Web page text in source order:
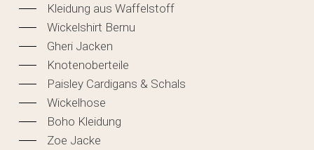
Kleidung aus Waffelstoff
Wickelshirt Bernu
Gheri Jacken
Knotenoberteile
Paisley Cardigans & Schals
Wickelhose
Boho Kleidung
Zoe Jacke